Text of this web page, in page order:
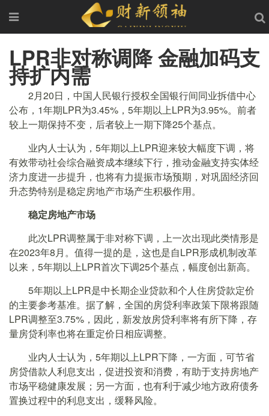
LPR非对称调降 金融加码支
持扩内需
2月20日，中国人民银行授权全国银行间同业拆借中心
公布，1年期LPR为3.45%，5年期以上LPR为3.95%。前者
较上一期保持不变，后者较上一期下降25个基点。
业内人士认为，5年期以上LPR迎来较大幅度下调，将
有效带动社会综合融资成本继续下行，推动金融支持实体经
济力度进一步提升，也将有力提振市场预期，对巩固经济回
升态势特别是稳定房地产市场产生积极作用。
稳定房地产市场
此次LPR调整属于非对称下调，上一次出现此类情形是
在2023年8月。值得一提的是，这也是自LPR形成机制改革
以来，5年期以上LPR首次下调25个基点，幅度创出新高。
5年期以上LPR是中长期企业贷款和个人住房贷款定价
的主要参考基准。据了解，全国的房贷利率政策下限将跟随
LPR调整至3.75%，因此，新发放房贷利率将有所下降，存
量房贷利率也将在重定价日相应调整。
业内人士认为，5年期以上LPR下降，一方面，可节省
房贷借款人利息支出，促进投资和消费，有助于支持房地产
市场平稳健康发展；另一方面，也有利于减少地方政府债务
置换过程中的利息支出，缓释风险。